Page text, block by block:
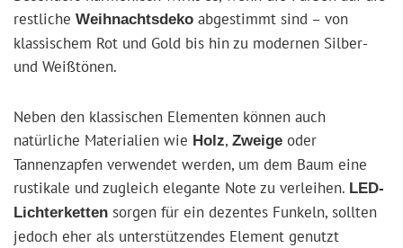
restliche Weihnachtsdeko abgestimmt sind – von
klassischem Rot und Gold bis hin zu modernen Silber-
und Weißtönen.
Neben den klassischen Elementen können auch
natürliche Materialien wie Holz, Zweige oder
Tannenzapfen verwendet werden, um dem Baum eine
rustikale und zugleich elegante Note zu verleihen. LED-
Lichterketten sorgen für ein dezentes Funkeln, sollten
jedoch eher als unterstützendes Element genutzt